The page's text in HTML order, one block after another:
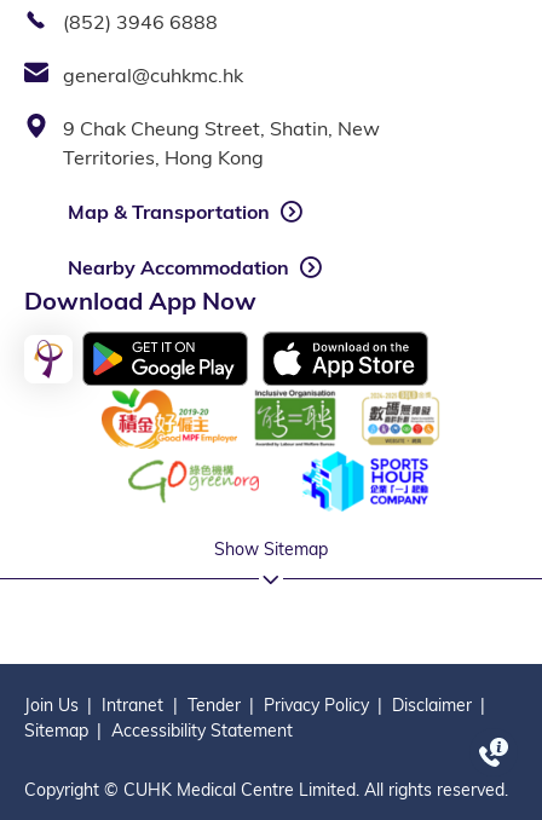
(852) 3946 6888
general@cuhkmc.hk
9 Chak Cheung Street, Shatin, New
Territories, Hong Kong
Map & Transportation
Nearby Accommodation
Download App Now
Show Sitemap
Join Us Intranet Tender Privacy Policy
Disclaimer
Sitemap
Accessibility Statement
Copyright © CUHK Medical Centre Limited. All rights reserved.